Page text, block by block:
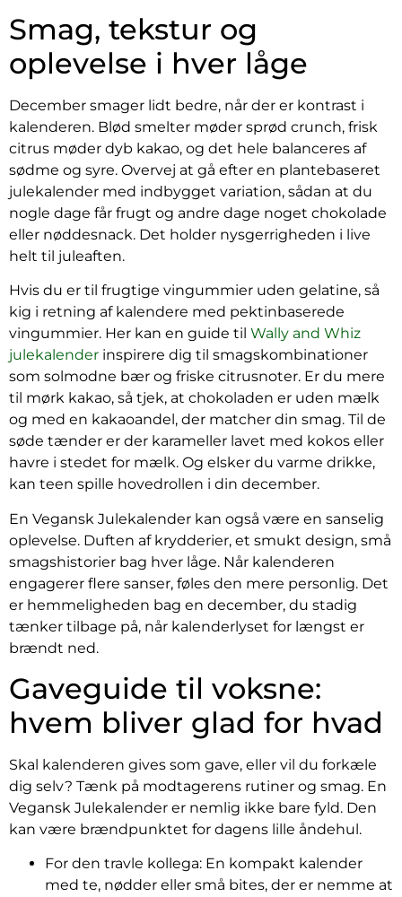
Smag, tekstur og
oplevelse i hver låge
December smager lidt bedre, når der er kontrast i
kalenderen. Blød smelter møder sprød crunch, frisk
citrus møder dyb kakao, og det hele balanceres af
sødme og syre. Overvej at gå efter en plantebaseret
julekalender med indbygget variation, sådan at du
nogle dage får frugt og andre dage noget chokolade
eller nøddesnack. Det holder nysgerrigheden i live
helt til juleaften.
Hvis du er til frugtige vingummier uden gelatine, så
kig i retning af kalendere med pektinbaserede
vingummier. Her kan en guide til Wally and Whiz
julekalender inspirere dig til smagskombinationer
som solmodne bær og friske citrusnoter. Er du mere
til mørk kakao, så tjek, at chokoladen er uden mælk
og med en kakaoandel, der matcher din smag. Til de
søde tænder er der karameller lavet med kokos eller
havre i stedet for mælk. Og elsker du varme drikke,
kan teen spille hovedrollen i din december.
En Vegansk Julekalender kan også være en sanselig
oplevelse. Duften af krydderier, et smukt design, små
smagshistorier bag hver låge. Når kalenderen
engagerer flere sanser, føles den mere personlig. Det
er hemmeligheden bag en december, du stadig
tænker tilbage på, når kalenderlyset for længst er
brændt ned.
Gaveguide til voksne:
hvem bliver glad for hvad
Skal kalenderen gives som gave, eller vil du forkæle
dig selv? Tænk på modtagerens rutiner og smag. En
Vegansk Julekalender er nemlig ikke bare fyld. Den
kan være brændpunktet for dagens lille åndehul.
For den travle kollega: En kompakt kalender
med te, nødder eller små bites, der er nemme at